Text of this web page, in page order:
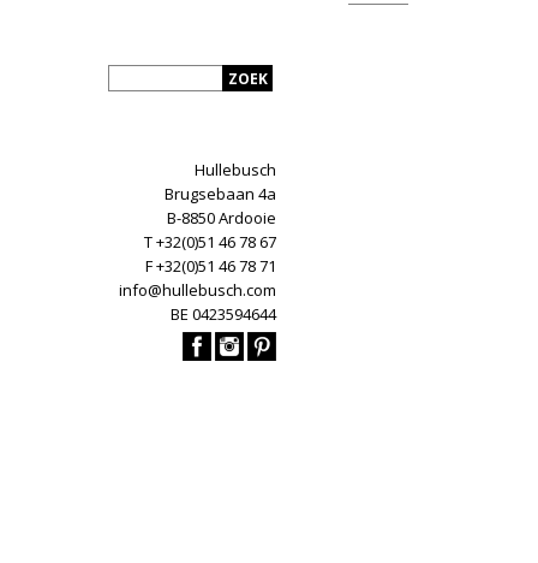
Hullebusch
Brugsebaan 4a
B-8850 Ardooie
T +32(0)51 46 78 67
F +32(0)51 46 78 71
info@hullebusch.com
BE 0423594644